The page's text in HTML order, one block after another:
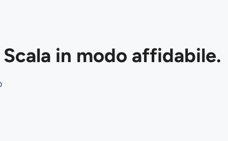
in modo affidabile.